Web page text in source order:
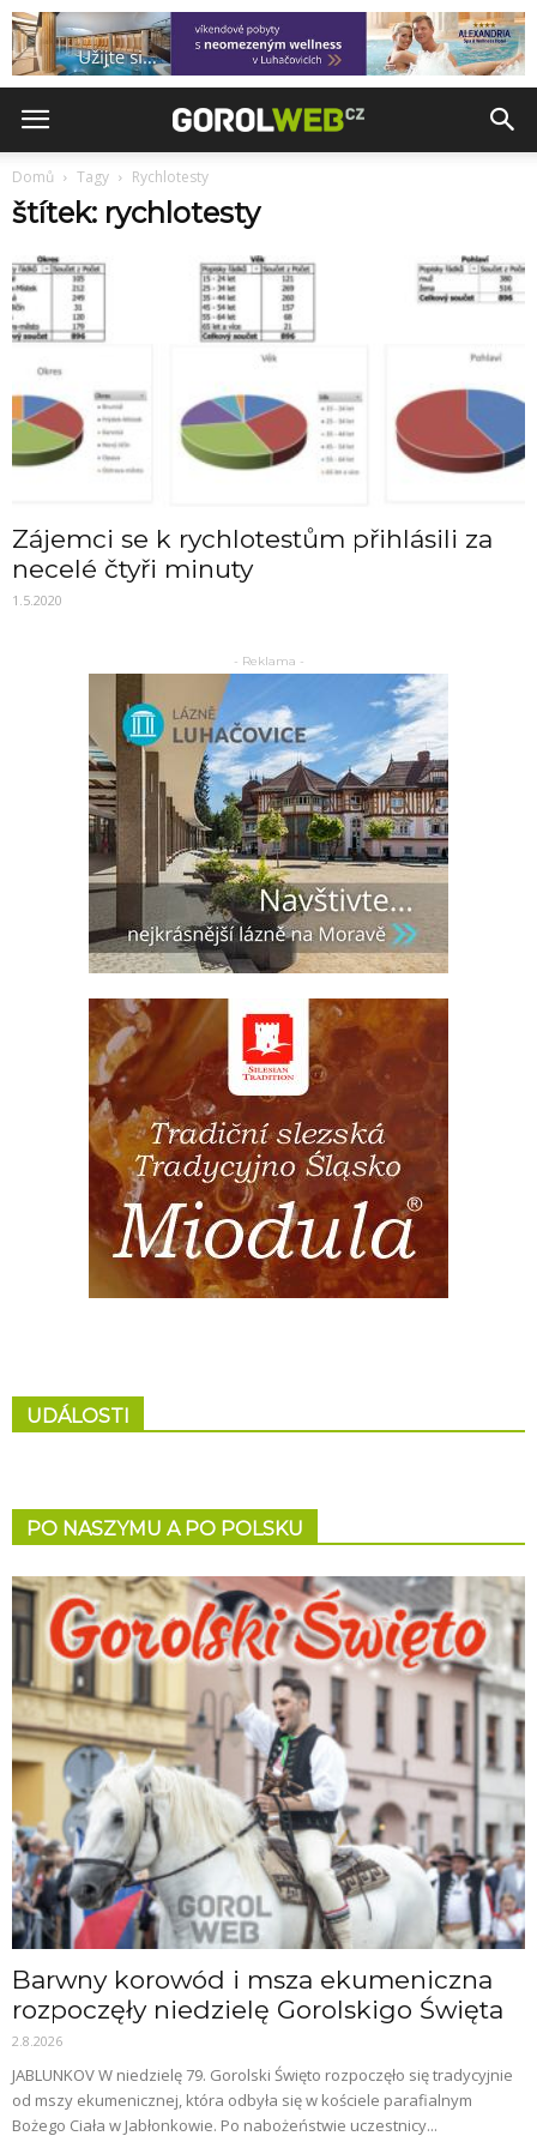
Domů Tagy Rychlotesty
štítek: rychlotesty
Zájemci se k rychlotestům přihlásili za
necelé čtyři minuty
1.5.2020
- Reklama -
UDÁLOSTI
PO NASZYMU A PO POLSKU
Barwny korowód i msza ekumeniczna
rozpoczęły niedzielę Gorolskigo Święta
2.8.2026
JABLUNKOV W niedzielę 79. Gorolski Święto rozpoczęło się tradycyjnie
od mszy ekumenicznej, która odbyła się w kościele parafialnym
Bożego Ciała w Jabłonkowie. Po nabożeństwie uczestnicy...